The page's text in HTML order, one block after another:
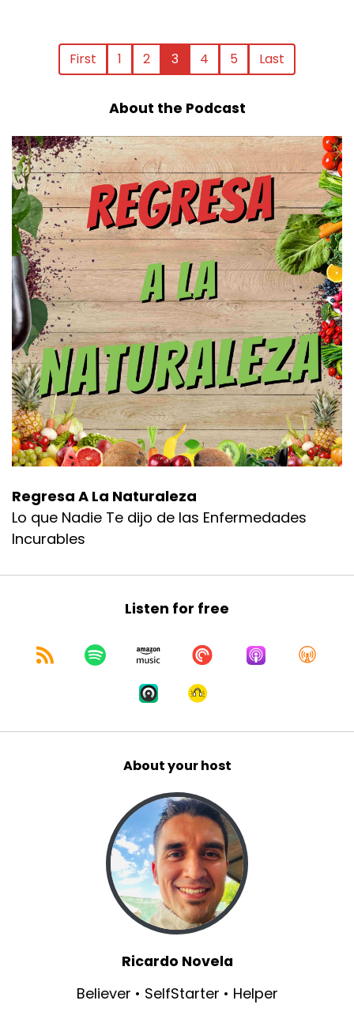
First 1 2 3 4 5 Last
About the Podcast
Regresa A La Naturaleza
Lo que Nadie Te dijo de las Enfermedades
Incurables
Listen for free
About your host
Ricardo Novela
Believer • SelfStarter • Helper